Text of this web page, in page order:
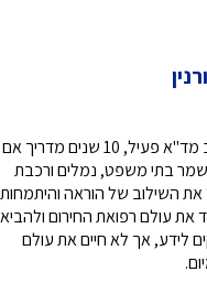
בן 41 מחיפה. חובש בכירס 13 שנה מתנדב מד"א פעיל, 10 שנים מדריך אם
בתי משפט, נמלים ורכבת
השילוב של הוראה והיתמחות
עולם רפואת החירום ולהביא
לידע, אך לא חיים את עולם